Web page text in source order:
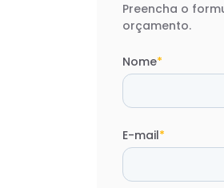
Preencha o
orçamento.
Nome*
E-mail*